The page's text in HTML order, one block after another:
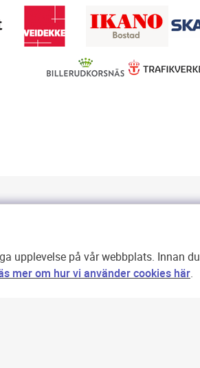
upplevelse på vår webbplats. Innan du
mer om hur vi använder cookies här.